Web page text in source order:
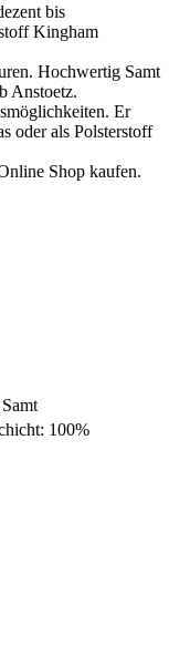
bis
Kingham
Hochwertig Samt
Anstoetz.
Er
oder als Polsterstoff
Shop kaufen.
100%